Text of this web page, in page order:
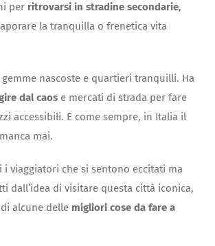
per ritrovarsi in stradine secondarie,
la tranquilla o frenetica vita
gemme nascoste e quartieri tranquilli. Ha
dal caos e mercati di strada per fare
accessibili. E come sempre, in Italia il
mai.
viaggiatori che si sentono eccitati ma
dall’idea di visitare questa città iconica,
alcune delle migliori cose da fare a